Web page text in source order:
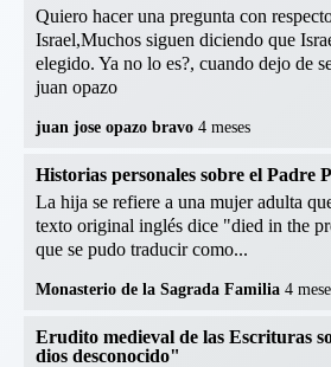
Quiero hacer una pregunta con
Israel,Muchos siguen diciendo que
elegido. Ya no lo es?, cuando dejo de
juan opazo
juan jose opazo bravo 4 meses
Historias personales sobre el Padre
La hija se refiere a una mujer adulta
texto original inglés dice "died in the
que se pudo traducir como...
Monasterio de la Sagrada Familia 4
Erudito medieval de las Escrituras
dios desconocido"